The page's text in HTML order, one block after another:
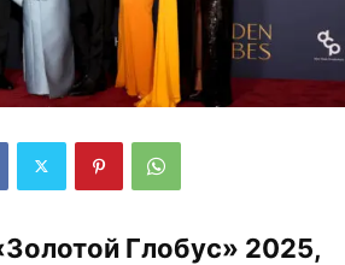
Глобус» 2025,